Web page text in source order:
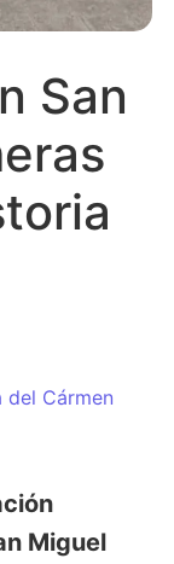
San
del Cármen
Miguel